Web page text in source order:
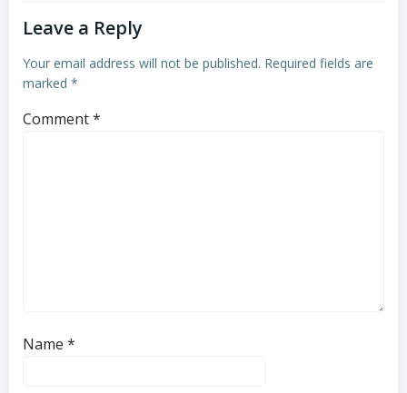
Leave a Reply
Your email address will not be published. Required fields are
marked *
Comment*
Name *